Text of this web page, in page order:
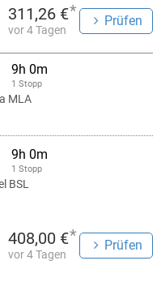
311,26 €*
vor 4 Tagen
Prüfen
9h 0m
1 Stopp
MLA
9h 0m
1 Stopp
BSL
408,00 €*
vor 4 Tagen
Prüfen